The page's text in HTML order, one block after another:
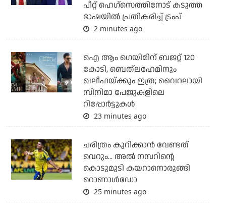
പീറ്റ് ഹെഗ്‌സെത്തിനോട് കടുത്ത
ഭാഷയില്‍ പ്രതികരിച്ച് ട്രംപ്
2 minutes ago
ഐ ആം ഗെയിമിന് ബജറ്റ് 120
കോടി, ബെത്‌ലഹേമിനും
ഖലീഫയ്ക്കും ഇത്ര; വൈറലായി
സിനിമാ പേജുകളിലെ
റിപ്പോര്‍ട്ടുകള്‍
23 minutes ago
ചരിത്രം കുറിക്കാന്‍ വേണ്ടത്
വെറും... അല്‍ നസറിന്റെ
കൊടുമുടി കയറാനൊരുങ്ങി
റൊണാള്‍ഡോ
25 minutes ago